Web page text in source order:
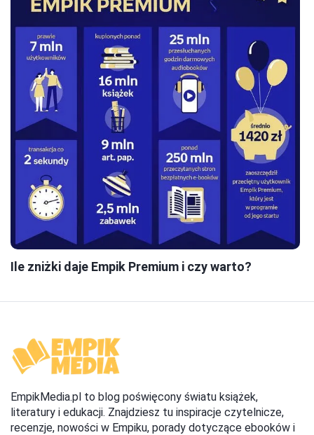
Ile zniżki daje Empik Premium i czy warto?
EmpikMedia.pl to blog poświęcony światu książek,
literatury i edukacji. Znajdziesz tu inspiracje czytelnicze,
recenzje, nowości w Empiku, porady dotyczące ebooków i